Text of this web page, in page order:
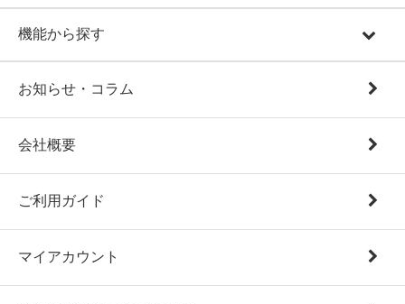
機能から探す
お知らせ・コラム
会社概要
ご利用ガイド
マイアカウント